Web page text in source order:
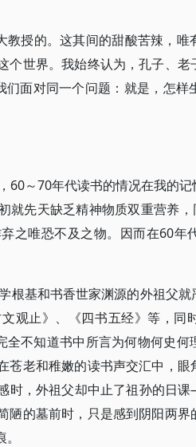
教授的。这其间的甜酸苦辣，
个世界。我始终认为，孔子、
面对同一个问题：就是，怎样
60～70年代读书的情况在我的
就先天缺乏精神物质双重营养
之唯恐不及之物。因而在60年
根基和书香世家渊源的外祖父
观止》、《四书五经》等，同
不知道书中所言为何物何史何
苍老和稚嫩的读书声交汇中，
时，外祖父却中止了祖孙的
陋的墓前时，只是感到阴阳两